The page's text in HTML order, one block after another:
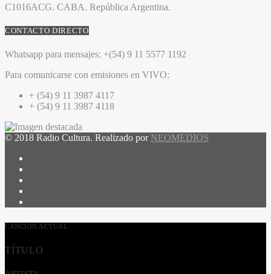
C1016ACG. CABA. República Argentina.
CONTACTO DIRECTO
Whatsapp para mensajes: +(54) 9 11 5577 1192
Para comunicarse con emisiones en VIVO:
+ (54) 9 11 3987 4117
+ (54) 9 11 3987 4118
© 2018 Radio Cultura. Realizado por NEOMEDIOS
CANCIÓN ACTUAL
TÍTULO